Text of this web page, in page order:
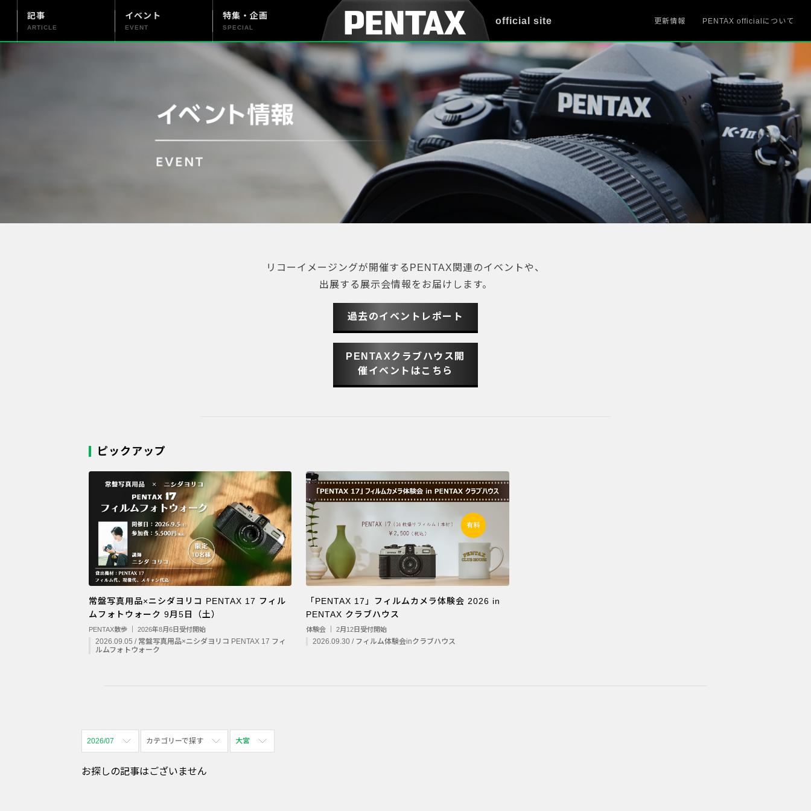
official site
記事
ARTICLE
イベント
EVENT
特集・企画
SPECIAL
更新情報 PENTAX officialについて
リコーイメージングが開催するPENTAX関連のイベントや、
出展する展示会情報をお届けします。
過去のイベントレポート
PENTAXクラブハウス開
催イベントはこちら
ピックアップ
常盤写真用品×ニシダヨリコ PENTAX 17 フィル
ムフォトウォーク 9月5日（土）
PENTAX散歩 ｜ 2026年8月6日受付開始
2026.09.05 / 常盤写真用品×ニシダヨリコ PENTAX 17 フィ
ルムフォトウォーク
「PENTAX 17」フィルムカメラ体験会 2026 in
PENTAX クラブハウス
体験会 ｜ 2月12日受付開始
2026.09.30 / フィルム体験会inクラブハウス
2026/07
全期間
カテゴリーで探す
全て表示
大宮
お探しの記事はございません